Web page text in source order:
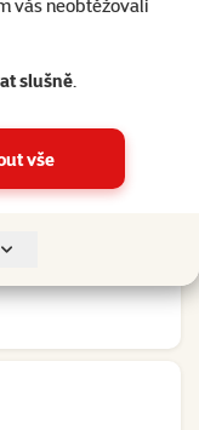
vás neobtěžovali
slušně.
vše